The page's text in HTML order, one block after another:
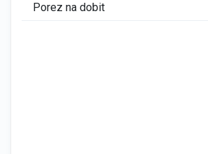
Porez na dobit